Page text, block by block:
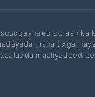
oo aan
mana
maaliyadeed